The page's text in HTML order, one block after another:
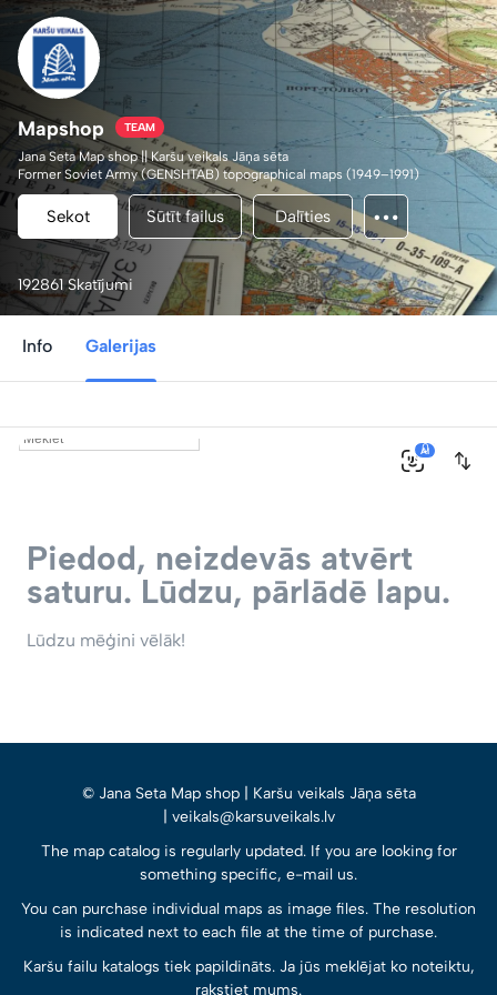
Mapshop TEAM
Jana Seta Map shop || Karšu veikals Jāņa sēta
Former Soviet Army (GENSHTAB) topographical maps (1949–1991)
Other historical maps.
Sekot Sūtīt failus Dalīties
192861 Skatījumi
Info Galerijas
0
AI
Piedod, neizdevās atvērt
saturu. Lūdzu, pārlādē lapu.
Lūdzu mēģini vēlāk!
© Jana Seta Map shop | Karšu veikals Jāņa sēta
| veikals@karsuveikals.lv
The map catalog is regularly updated. If you are looking for
something specific, e-mail us.
You can purchase individual maps as image files. The resolution
is indicated next to each file at the time of purchase.
Karšu failu katalogs tiek papildināts. Ja jūs meklējat ko noteiktu,
rakstiet mums.